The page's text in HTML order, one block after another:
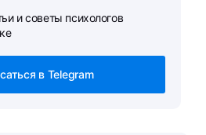
и советы психологов
в Telegram